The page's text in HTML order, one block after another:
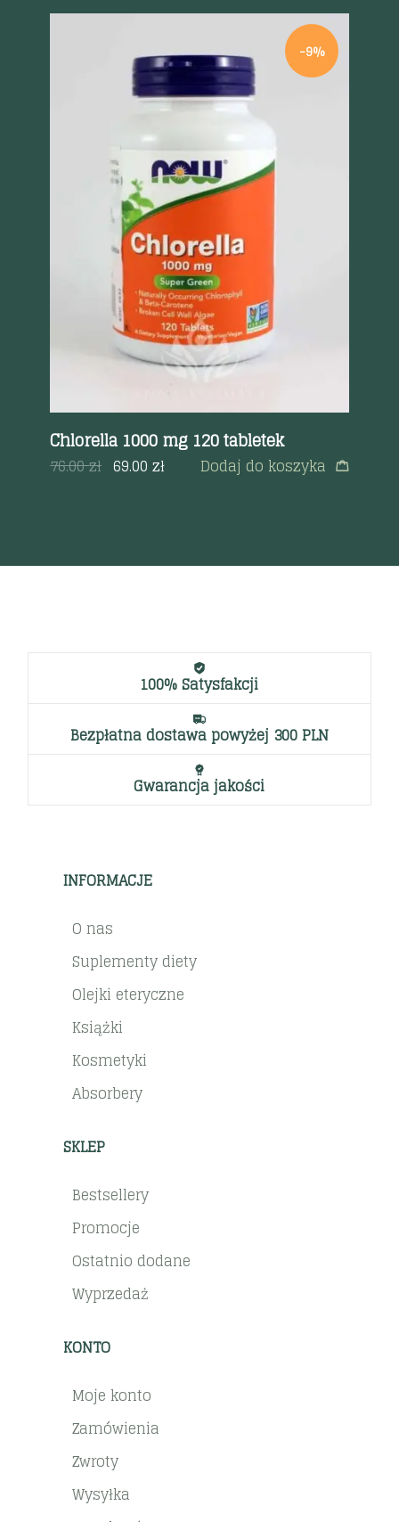
-9%
Szybki podgląd
Chlorella 1000 mg 120 tabletek
76.00zł 69.00zł Dodaj do koszyka
100% Satysfakcji
Bezpłatna dostawa powyżej 300 PLN
Gwarancja jakości
INFORMACJE
O nas
Suplementy diety
Olejki eteryczne
Książki
Kosmetyki
Absorbery
SKLEP
Bestsellery
Promocje
Ostatnio dodane
Wyprzedaż
KONTO
Moje konto
Zamówienia
Zwroty
Wysyłka